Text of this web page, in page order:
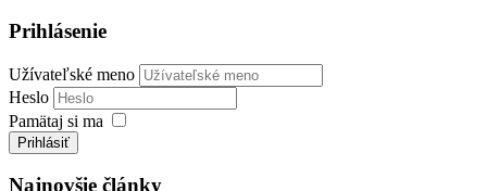
Prihlásenie
Užívateľské meno
Heslo
Pamätaj si ma
Prihlásiť
Najnovšie články